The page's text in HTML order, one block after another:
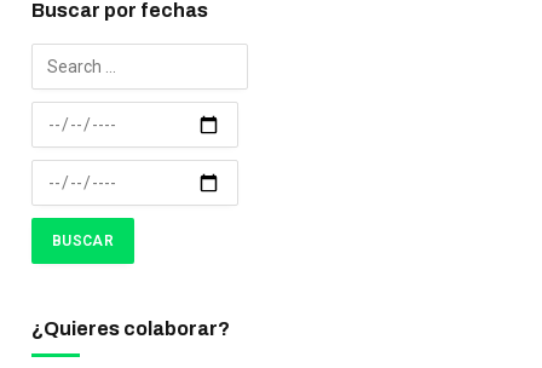
Buscar por fechas
¿Quieres colaborar?